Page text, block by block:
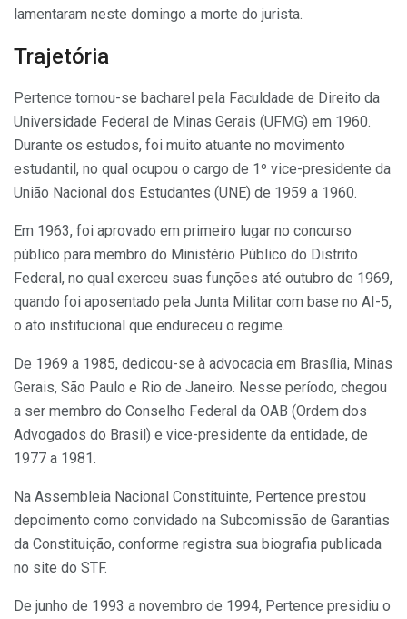
lamentaram neste domingo a morte do jurista.
Trajetória
Pertence tornou-se bacharel pela Faculdade de Direito da
Universidade Federal de Minas Gerais (UFMG) em 1960.
Durante os estudos, foi muito atuante no movimento
estudantil, no qual ocupou o cargo de 1º vice-presidente da
União Nacional dos Estudantes (UNE) de 1959 a 1960.
Em 1963, foi aprovado em primeiro lugar no concurso
público para membro do Ministério Público do Distrito
Federal, no qual exerceu suas funções até outubro de 1969,
quando foi aposentado pela Junta Militar com base no AI-5,
o ato institucional que endureceu o regime.
De 1969 a 1985, dedicou-se à advocacia em Brasília, Minas
Gerais, São Paulo e Rio de Janeiro. Nesse período, chegou
a ser membro do Conselho Federal da OAB (Ordem dos
Advogados do Brasil) e vice-presidente da entidade, de
1977 a 1981.
Na Assembleia Nacional Constituinte, Pertence prestou
depoimento como convidado na Subcomissão de Garantias
da Constituição, conforme registra sua biografia publicada
no site do STF.
De junho de 1993 a novembro de 1994, Pertence presidiu o